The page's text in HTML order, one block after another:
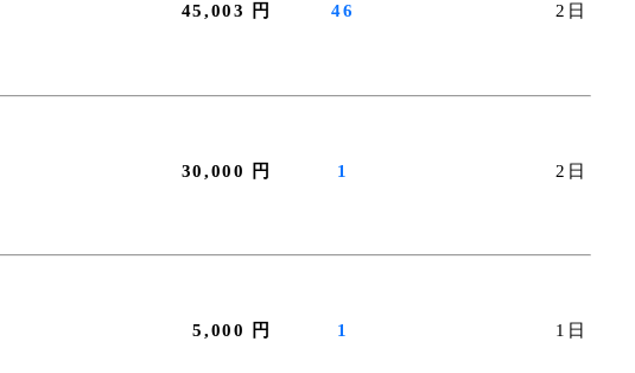
45,003 円 46 2日
30,000 円 1 2日
5,000 円 1 1日